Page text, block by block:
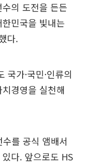
의 도전을 든든
민국을 빛내는
다.
국가·국민·인류의
경영을 실천해
를 공식 앰배서
다. 앞으로도 HS